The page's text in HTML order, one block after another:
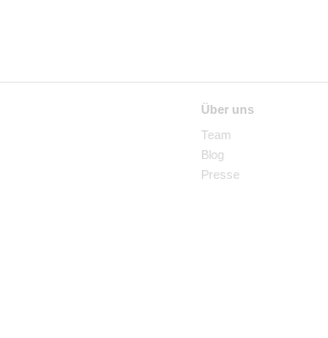
Über uns
Team
Blog
Presse